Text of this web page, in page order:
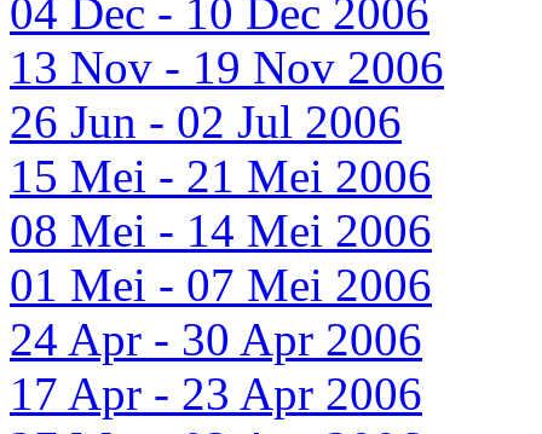
04 Dec - 10 Dec 2006
13 Nov - 19 Nov 2006
26 Jun - 02 Jul 2006
15 Mei - 21 Mei 2006
08 Mei - 14 Mei 2006
01 Mei - 07 Mei 2006
24 Apr - 30 Apr 2006
17 Apr - 23 Apr 2006